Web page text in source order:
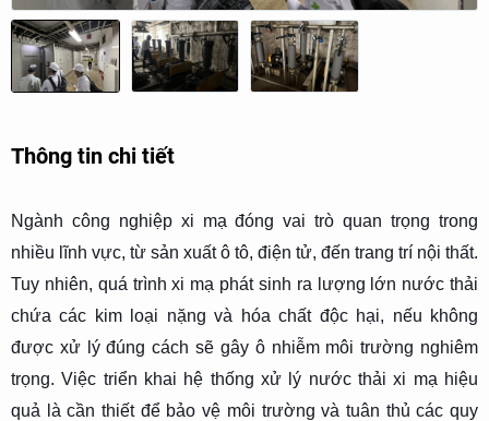
Thông tin chi tiết
Ngành công nghiệp xi mạ đóng vai trò quan trọng trong
nhiều lĩnh vực, từ sản xuất ô tô, điện tử, đến trang trí nội thất.
Tuy nhiên, quá trình xi mạ phát sinh ra lượng lớn nước thải
chứa các kim loại nặng và hóa chất độc hại, nếu không
được xử lý đúng cách sẽ gây ô nhiễm môi trường nghiêm
trọng. Việc triển khai hệ thống xử lý nước thải xi mạ hiệu
quả là cần thiết để bảo vệ môi trường và tuân thủ các quy